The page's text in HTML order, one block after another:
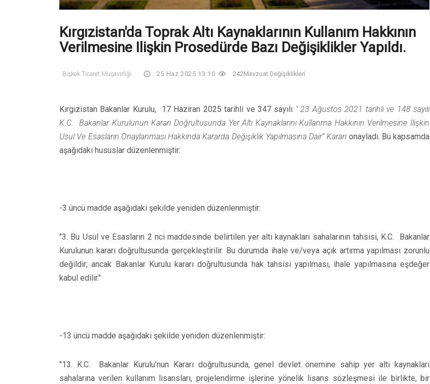
Kırgızistan'da Toprak Altı Kaynaklarının Kullanım Hakkının
Verilmesine Ilişkin Prosedürde Bazı Değişiklikler Yapıldı.
Bişkek Ticaret Müşavirliği 25 Haz 2025 13:10 242Mevzuat Değişiklikleri
Kırgızistan Bakanlar Kurulu, 17 Haziran 2025 tarihli ve 347 sayılı " 23 Ağustos 2021 tarihli ve 148 sayılı
K.C. Bakanlar Kurulunun Kararı Doğrultusunda Yer Altı Kaynaklarını Kullanma Hakkının Verilmesine İlişkin
Usul Ve Esasların Onaylanması Hakkında Kararda Değişiklik Yapılmasına Dair” Kararı onayladı. Bu kapsamda
aşağıdaki hususlar düzenlenmiştir:
-3 üncü madde aşağıdaki şekilde yeniden düzenlenmiştir:
"3. Bu Usul ve Esasların 2 nci maddesinde belirtilen yer altı kaynakları sahalarının tahsisi, K.C. Bakanlar
Kurulunun kararı doğrultusunda gerçekleştirilir. Bu durumda ihale ve/veya açık artırma yapılması zorunlu
değildir; ancak Bakanlar Kurulu kararı doğrultusunda hak tahsisi yapılması, ihale yapılmasına eşdeğer
kabul edilir."
-13 üncü madde aşağıdaki şekilde yeniden düzenlenmiştir:
"13. K.C. Bakanlar Kurulu’nun Kararı doğrultusunda, genel devlet önemine sahip yer altı kaynakları
sahalarına verilen kullanım lisansları, projelendirme işlerine yönelik lisans sözleşmesi ile birlikte, bir